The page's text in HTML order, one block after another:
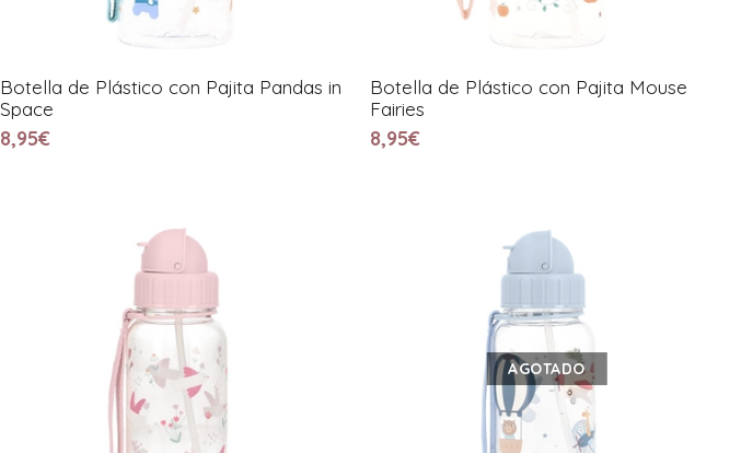
Botella de Plástico con Pajita Pandas in
Space
8,95€
Botella de Plástico con Pajita Mouse
Fairies
8,95€
AGOTADO